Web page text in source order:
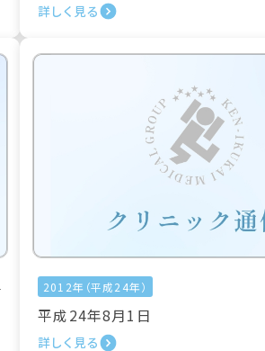
詳しく見る
2012年（平成24年）
平成24年8月1日
詳しく見る